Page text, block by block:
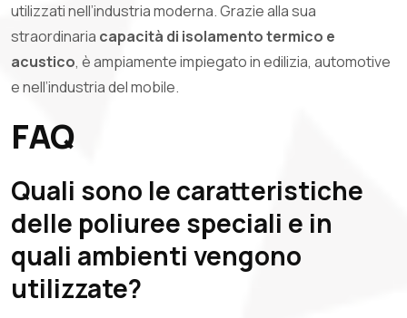
utilizzati nell’industria moderna. Grazie alla sua
straordinaria capacità di isolamento termico e
acustico, è ampiamente impiegato in edilizia, automotive
e nell’industria del mobile.
FAQ
Quali sono le caratteristiche
delle poliuree speciali e in
quali ambienti vengono
utilizzate?